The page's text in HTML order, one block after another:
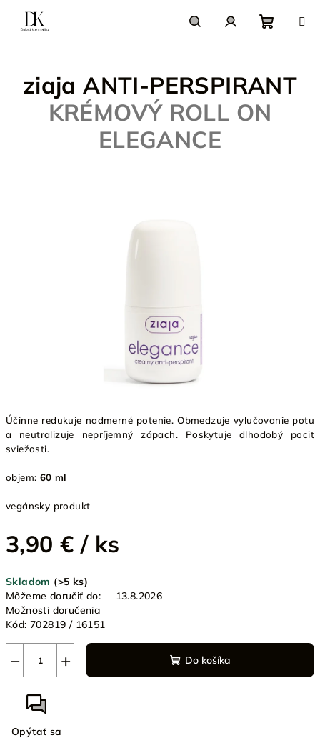
obsah
košík
Účinne redukuje nadmerné potenie. Obmedzuje vylučovanie potu
a neutralizuje nepríjemný zápach. Poskytuje dlhodobý pocit
sviežosti.
objem: 60 ml
vegánsky produkt
3,90 € / ks
cena:
Skladom (>5 ks)
Môžeme doručiť do:
13.8.2026
Možnosti doručenia
Kód: 702819 / 16151
+
− Do košíka
Opýtať sa
ziaja ANTI-PERSPIRANT
KRÉMOVÝ ROLL ON
ELEGANCE